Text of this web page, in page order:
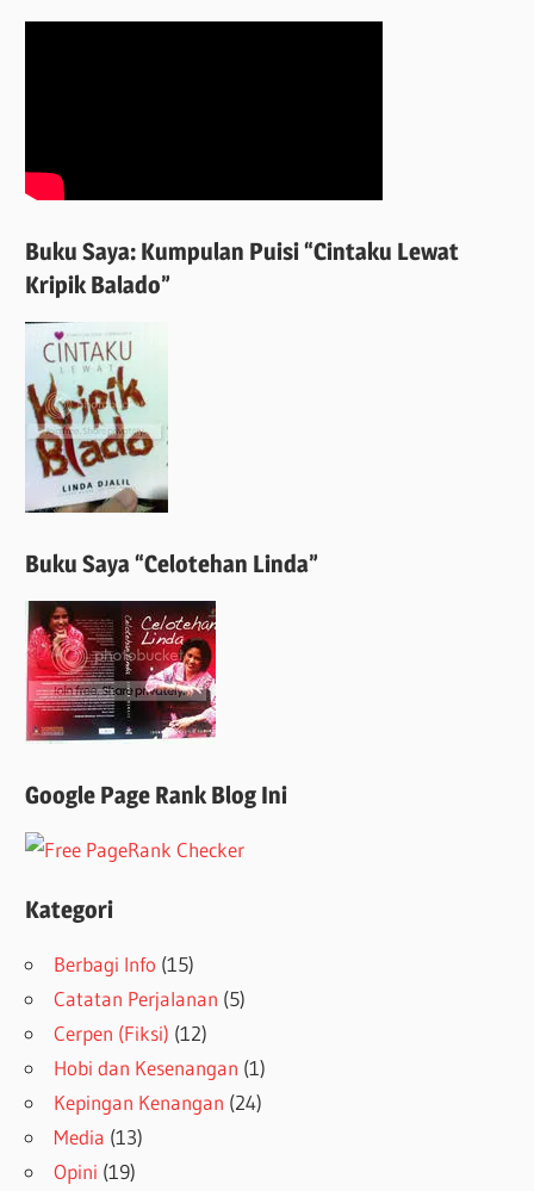
Buku Saya: Kumpulan Puisi “Cintaku Lewat
Kripik Balado”
Buku Saya “Celotehan Linda”
Google Page Rank Blog Ini
Kategori
Berbagi Info (15)
Catatan Perjalanan (5)
Cerpen (Fiksi) (12)
Hobi dan Kesenangan (1)
Kepingan Kenangan (24)
Media (13)
Opini (19)